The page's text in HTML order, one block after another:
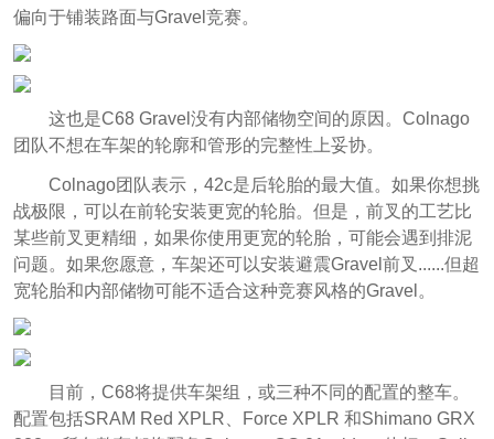
偏向于铺装路面与Gravel竞赛。
这也是C68 Gravel没有内部储物空间的原因。Colnago
团队不想在车架的轮廓和管形的完整性上妥协。
Colnago团队表示，42c是后轮胎的最大值。如果你想挑
战极限，可以在前轮安装更宽的轮胎。但是，前叉的工艺比
某些前叉更精细，如果你使用更宽的轮胎，可能会遇到排泥
问题。如果您愿意，车架还可以安装避震Gravel前叉......但超
宽轮胎和内部储物可能不适合这种竞赛风格的Gravel。
目前，C68将提供车架组，或三种不同的配置的整车。
配置包括SRAM Red XPLR、Force XPLR 和Shimano GRX